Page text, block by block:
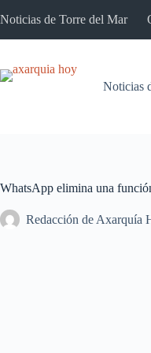
al
Noticias de Torre del Mar
Noticias
WhatsApp elimina una
Redacción de Axarquía